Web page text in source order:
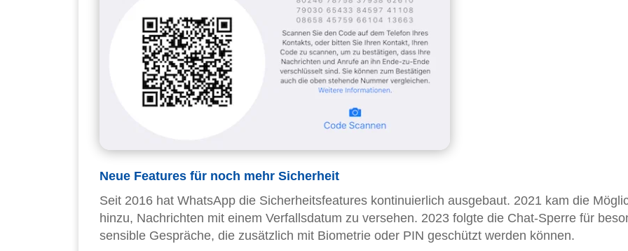
Neue Features für noch mehr Sicherheit
Seit 2016 hat WhatsApp die Sicherheitsfeatures kontinuierlich ausgebaut. 2021 kam die
hinzu, Nachrichten mit einem Verfallsdatum zu versehen. 2023 folgte die Chat-Sperre für
sensible Gespräche, die zusätzlich mit Biometrie oder PIN geschützt werden können.